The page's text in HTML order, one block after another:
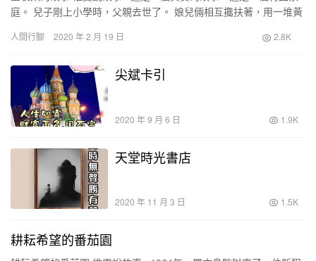
庭。 兒子剛上小學時，父親去世了。 娘兒倆相互攙扶著，用一堆黃
人間行腳 2020 年 2 月 19 日 2.8K
尖斌卡引
2020 年 9 月 6 日 1.9K
天堂時光書店
2020 年 11 月 3 日 1.5K
耕耘希望的番茄園